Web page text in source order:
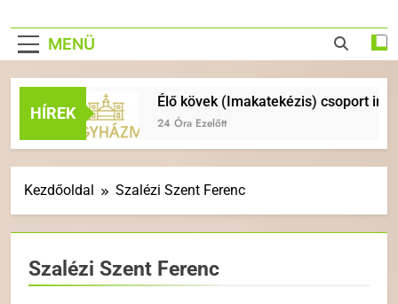
MENÜ
HÍREK
Élő kövek (Imakatekézis) csoport indul
24 Óra Ezelőtt
Kezdőoldal Szalézi Szent Ferenc
Szalézi Szent Ferenc